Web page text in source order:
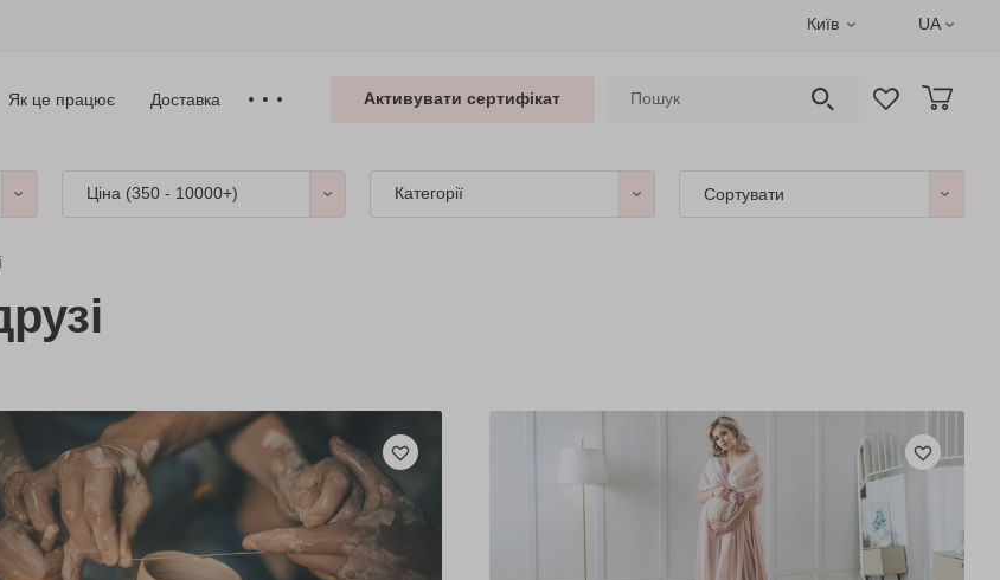
Київ UA
Як це працює Доставка Активувати сертифікат
Ціна (350 - 10000+) Категорії Сортувати